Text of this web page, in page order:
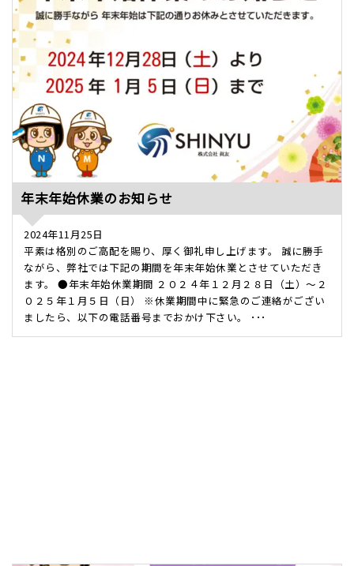
年末年始休業のお知らせ
2024年11月25日
平素は格別のご高配を賜り、厚く御礼申し上げます。 誠に勝手
ながら、弊社では下記の期間を年末年始休業とさせていただき
ます。 ●年末年始休業期間 ２０２４年１２月２８日（土）～２
０２５年１月５日（日） ※休業期間中に緊急のご連絡がござい
ましたら、以下の電話番号までおかけ下さい。 ･･･